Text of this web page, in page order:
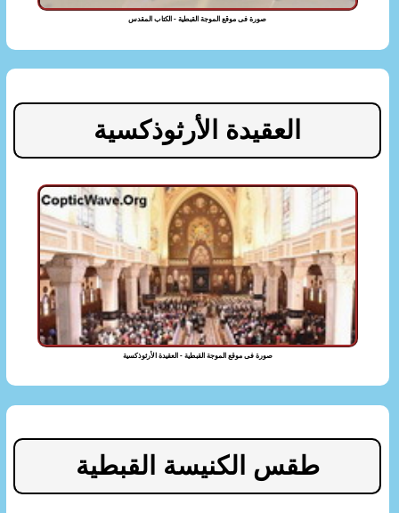
صورة فى موقع الموجة القبطية - الكتاب المقدس
العقيدة الأرثوذكسية
صورة فى موقع الموجة القبطية - العقيدة الأرثوذكسية
طقس الكنيسة القبطية